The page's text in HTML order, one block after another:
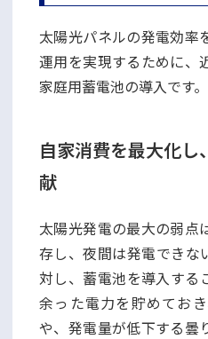
太陽光パネルの発電効率
運用を実現するために、
家庭用蓄電池の導入です。
自家消費を最大化し
献
太陽光発電の最大の弱点
存し、夜間は発電できな
対し、蓄電池を導入する
余った電力を貯めてお
や、発電量が低下する曇